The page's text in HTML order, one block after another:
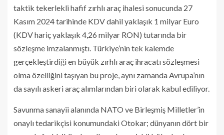
taktik tekerlekli hafif zırhlı araç ihalesi sonucunda 27
Kasım 2024 tarihinde KDV dahil yaklaşık 1 milyar Euro
(KDV hariç yaklaşık 4,26 milyar RON) tutarında bir
sözleşme imzalanmıştı. Türkiye’nin tek kalemde
gerçekleştirdiği en büyük zırhlı araç ihracatı sözleşmesi
olma özelliğini taşıyan bu proje, aynı zamanda Avrupa’nın
da sayılı askeri araç alımlarından biri olarak kabul ediliyor.
Savunma sanayii alanında NATO ve Birleşmiş Milletler’in
onaylı tedarikçisi konumundaki Otokar; dünyanın dört bir